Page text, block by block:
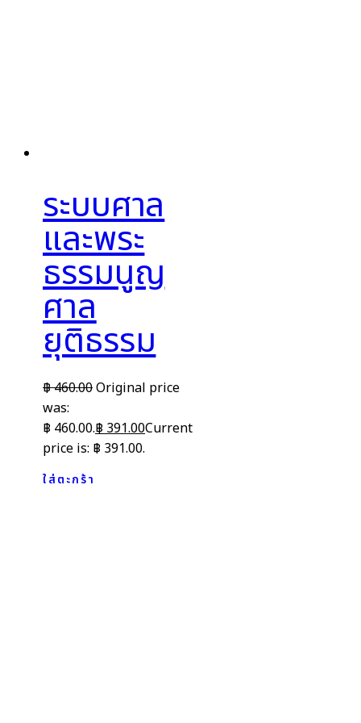
ระบบศาล
และพระ
ธรรมนูญ
ศาล
ยุติธรรม
฿460.00Original price
was:
฿ 460.00.฿ 391.00Current
price is: ฿ 391.00.
ใส่ตะกร้า